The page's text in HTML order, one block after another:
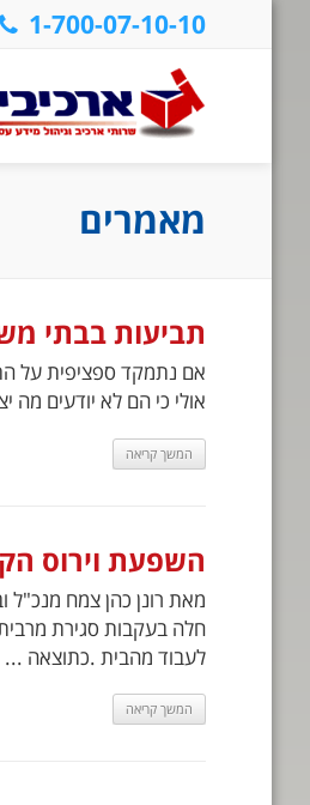
1-700-07-10-10
מאמרים
תביעות בבתי
אם נתמקד ספציפית על
אולי כי הם לא יודעים
המשך קריאה
השפעת וירוס
לעבוד מהבית .כתוצאה ...
המשך קריאה